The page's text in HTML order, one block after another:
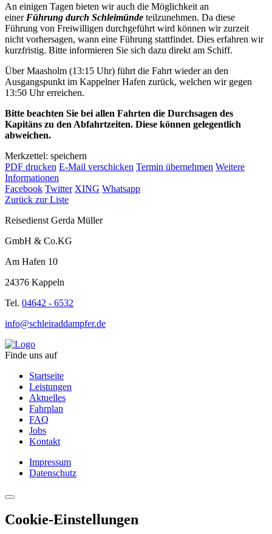
An einigen Tagen bieten wir auch die Möglichkeit an
einer Führung durch Schleimünde teilzunehmen. Da diese
Führung von Freiwilligen durchgeführt wird können wir zurzeit
nicht vorhersagen, wann eine Führung stattfindet. Dies erfahren wir
kurzfristig. Bitte informieren Sie sich dazu direkt am Schiff.
Über Maasholm (13:15 Uhr) führt die Fahrt wieder an den
Ausgangspunkt im Kappelner Hafen zurück, welchen wir gegen
13:50 Uhr erreichen.
Bitte beachten Sie bei allen Fahrten die Durchsagen des
Kapitäns zu den Abfahrtzeiten. Diese können gelegentlich
abweichen.
Merkzettel: speichern
PDF drucken E-Mail verschicken Termin übernehmen Weitere
Informationen
Facebook Twitter XING Whatsapp
Zurück zur Liste
Reisedienst Gerda Müller
GmbH & Co.KG
Am Hafen 10
24376 Kappeln
Tel. 04642 - 6532
info@schleiraddampfer.de
Finde uns auf
Startseite
Leistungen
Aktuelles
Fahrplan
FAQ
Jobs
Kontakt
Impressum
Datenschutz
Cookie-Einstellungen